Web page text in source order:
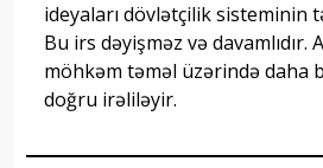
ideyaları dövlətçilik sisteminin
Bu irs dəyişməz və davamlıdır.
möhkəm təməl üzərində daha
doğru irəliləyir.